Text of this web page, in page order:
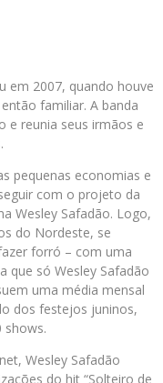
em 2007, quando houve
familiar. A banda
e reunia seus irmãos e
pequenas economias e
com o projeto da
Wesley Safadão. Logo,
do Nordeste, se
forró – com uma
que só Wesley Safadão
uma média mensal
dos festejos juninos,
shows.
Wesley Safadão
do hit “Solteiro de